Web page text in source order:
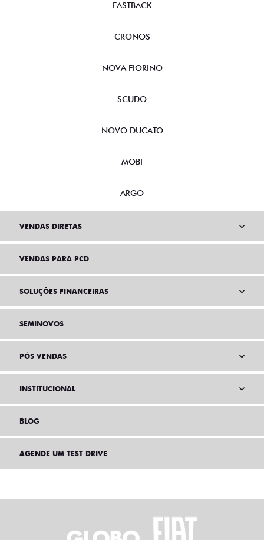
FASTBACK
CRONOS
NOVA FIORINO
SCUDO
NOVO DUCATO
MOBI
ARGO
VENDAS DIRETAS
VENDAS PARA PCD
SOLUÇÕES FINANCEIRAS
SEMINOVOS
PÓS VENDAS
INSTITUCIONAL
BLOG
AGENDE UM TEST DRIVE